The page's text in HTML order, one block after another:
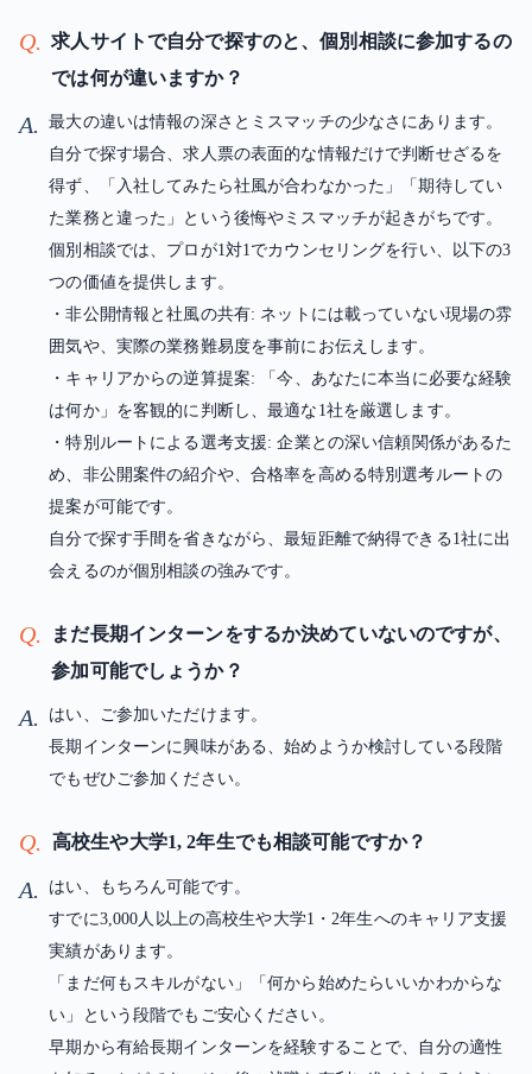
Q.
求人サイトで自分で探すのと、個別相談に参加するの
では何が違いますか？
A.
最大の違いは情報の深さとミスマッチの少なさにあります。
自分で探す場合、求人票の表面的な情報だけで判断せざるを
得ず、「入社してみたら社風が合わなかった」「期待してい
た業務と違った」という後悔やミスマッチが起きがちです。
個別相談では、プロが1対1でカウンセリングを行い、以下の3
つの価値を提供します。
・非公開情報と社風の共有: ネットには載っていない現場の雰
囲気や、実際の業務難易度を事前にお伝えします。
・キャリアからの逆算提案: 「今、あなたに本当に必要な経験
は何か」を客観的に判断し、最適な1社を厳選します。
・特別ルートによる選考支援: 企業との深い信頼関係があるた
め、非公開案件の紹介や、合格率を高める特別選考ルートの
提案が可能です。
自分で探す手間を省きながら、最短距離で納得できる1社に出
会えるのが個別相談の強みです。
Q.
まだ長期インターンをするか決めていないのですが、
参加可能でしょうか？
A.
はい、ご参加いただけます。
長期インターンに興味がある、始めようか検討している段階
でもぜひご参加ください。
Q. 高校生や大学1, 2年生でも相談可能ですか？
A.
はい、もちろん可能です。
すでに3,000人以上の高校生や大学1・2年生へのキャリア支援
実績があります。
「まだ何もスキルがない」「何から始めたらいいかわからな
い」という段階でもご安心ください。
早期から有給長期インターンを経験することで、自分の適性